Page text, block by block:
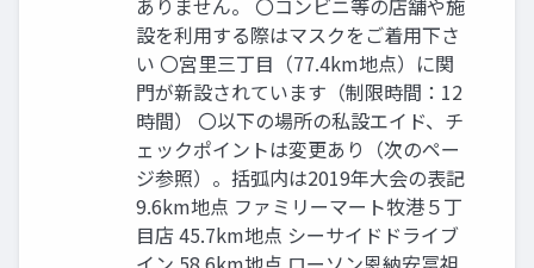
ありません。 〇コンビニ等の店舗や施
設を利用する際はマスクをご着用下さ
い 〇宮里三丁目（77.4km地点）に関
門が新設されています（制限時間：12
時間） 〇以下の場所の私設エイド、チ
ェックポイントは変更あり（次のペー
ジ参照）。括弧内は2019年大会の表記
9.6km地点 ファミリーマート牧港５丁
目店 45.7km地点 シーサイドドライブ